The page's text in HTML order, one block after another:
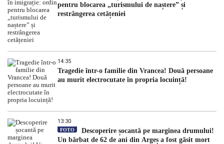
pentru blocarea „turismului de naștere” și
restrângerea cetățeniei
14:35
Tragedie într-o familie din Vrancea! Două persoane
au murit electrocutate în propria locuință!
13:30
FOTO
Descoperire șocantă pe marginea drumului!
Un bărbat de 62 de ani din Argeș a fost găsit mort